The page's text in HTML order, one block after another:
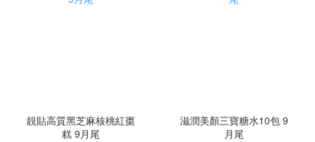
靚貼高質黑芝麻核桃紅棗
糕 9月尾
滋潤美顏三寶糖水10包 9
月尾